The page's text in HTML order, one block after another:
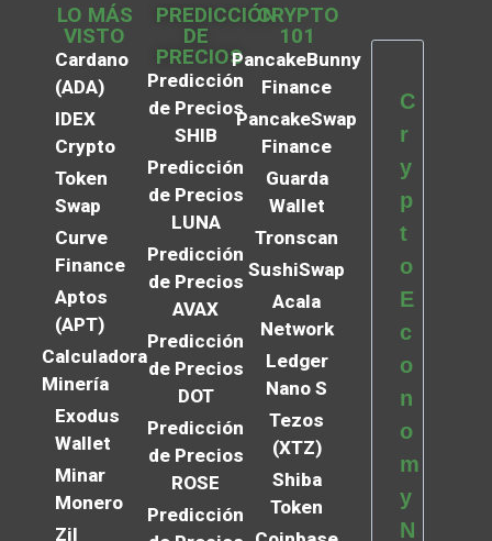
LO MÁS
VISTO
Cardano
(ADA)
IDEX
Crypto
Token
Swap
Curve
Finance
Aptos
(APT)
Calculadora
Minería
Exodus
Wallet
Minar
Monero
Zil
PREDICCIÓN
DE
PRECIOS
Predicción
de Precios
SHIB
Predicción
de Precios
LUNA
Predicción
de Precios
AVAX
Predicción
de Precios
DOT
Predicción
de Precios
ROSE
Predicción
CRYPTO
101
PancakeBunny
Finance
PancakeSwap
Finance
Guarda
Wallet
Tronscan
SushiSwap
Acala
Network
Ledger
Nano S
Tezos
(XTZ)
Shiba
Token
C
r
y
p
t
o
E
c
o
n
o
m
y
N